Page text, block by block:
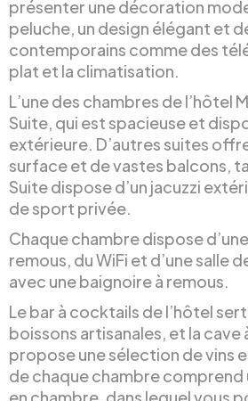
présenter une décoration
peluche, un design élégant et
contemporains comme des
plat et la climatisation.
L’une des chambres de l’hôtel
Suite, qui est spacieuse et
extérieure. D’autres suites
surface et de vastes balcons,
Suite dispose d’un jacuzzi
de sport privée.
Chaque chambre dispose
remous, du WiFi et d’une salle
avec une baignoire à remous.
Le bar à cocktails de l’hôtel
boissons artisanales, et la cave
propose une sélection de vins
de chaque chambre